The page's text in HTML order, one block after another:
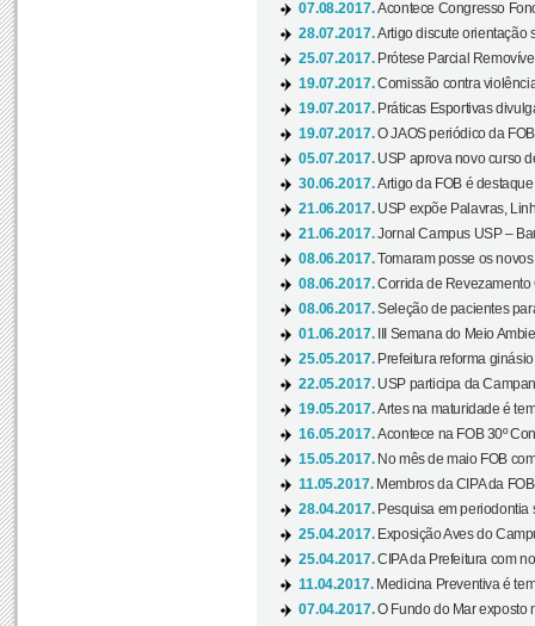
07.08.2017.Acontece Congresso
28.07.2017.Artigo discute orientação
25.07.2017. Prótese Parcial
19.07.2017.Comissão contra
19.07.2017. Práticas Esportivas
19.07.2017.O JAOS periódico da
05.07.2017. USP aprova novo curso
30.06.2017.Artigo da FOB é
21.06.2017. USP expõe Palavras,
21.06.2017.Jornal Campus USP –
08.06.2017.Tomaram posse os
08.06.2017.Corrida de Revezamento
08.06.2017.Seleção de pacientes
01.06.2017.
III Semana do Meio
25.05.2017. Prefeitura reforma
22.05.2017. USP participa da
19.05.2017.Artes na maturidade é
16.05.2017.Acontece na FOB 30º
15.05.2017. No mês de maio FOB
11.05.2017. Membros da CIPA da
28.04.2017. Pesquisa em periodontia
25.04.2017. Exposição Aves do
25.04.2017.CIPA da Prefeitura com
11.04.2017. Medicina Preventiva é
07.04.2017.O Fundo do Mar exposto